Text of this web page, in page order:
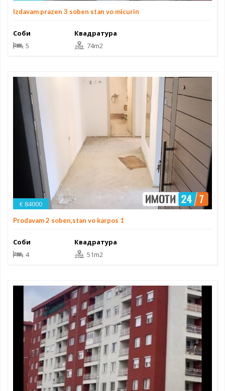
Izdavam prazen 3 soben stan vo micurin
Соби
5
Квадратура
74m2
€ 84000
Prodavam 2 soben,stan vo karpos 1
Соби
4
Квадратура
51m2